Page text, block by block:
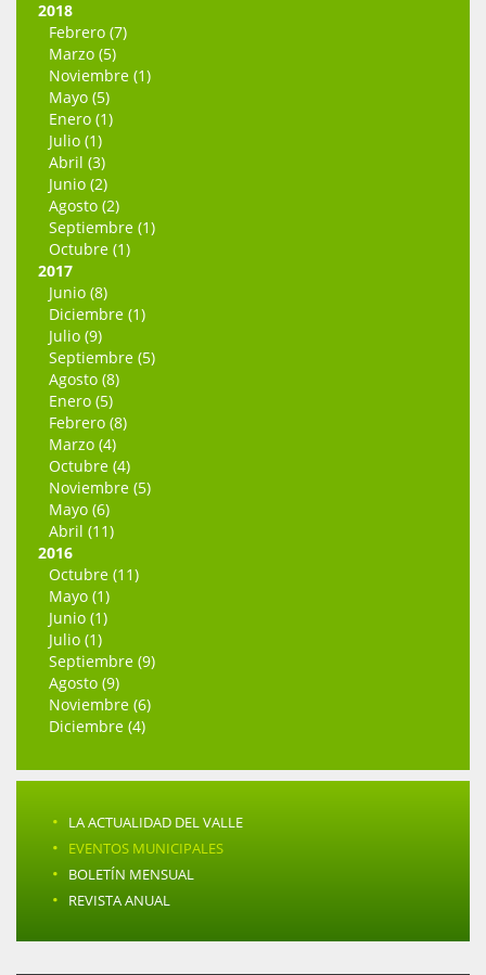
2018
Febrero (7)
Marzo (5)
Noviembre (1)
Mayo (5)
Enero (1)
Julio (1)
Abril (3)
Junio (2)
Agosto (2)
Septiembre (1)
Octubre (1)
2017
Junio (8)
Diciembre (1)
Julio (9)
Septiembre (5)
Agosto (8)
Enero (5)
Febrero (8)
Marzo (4)
Octubre (4)
Noviembre (5)
Mayo (6)
Abril (11)
2016
Octubre (11)
Mayo (1)
Junio (1)
Julio (1)
Septiembre (9)
Agosto (9)
Noviembre (6)
Diciembre (4)
· LA ACTUALIDAD DEL VALLE
· EVENTOS MUNICIPALES
· BOLETÍN MENSUAL
· REVISTA ANUAL